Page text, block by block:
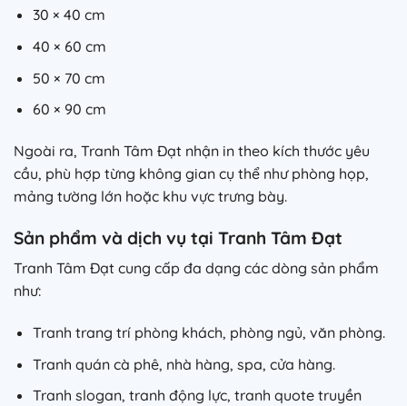
30 × 40 cm
40 × 60 cm
50 × 70 cm
60 × 90 cm
Ngoài ra, Tranh Tâm Đạt nhận in theo kích thước yêu
cầu, phù hợp từng không gian cụ thể như phòng họp,
mảng tường lớn hoặc khu vực trưng bày.
Sản phẩm và dịch vụ tại Tranh Tâm Đạt
Tranh Tâm Đạt cung cấp đa dạng các dòng sản phẩm
như:
Tranh trang trí phòng khách, phòng ngủ, văn phòng.
Tranh quán cà phê, nhà hàng, spa, cửa hàng.
Tranh slogan, tranh động lực, tranh quote truyền